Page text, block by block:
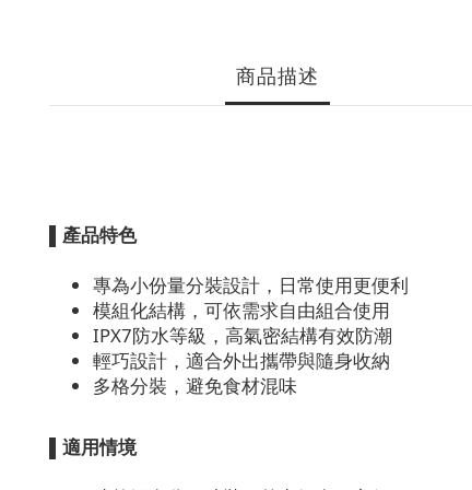
商品描述
▌產品特色
專為小份量分裝設計，日常使用更便利
模組化結構，可依需求自由組合使用
IPX7防水等級，高氣密結構有效防潮
輕巧設計，適合外出攜帶與隨身收納
多格分裝，避免食材混味
▌適用情境